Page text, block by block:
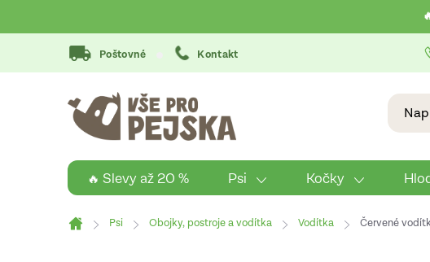
na
Poštovné Kontakt
🔥 Slevy až 20 % Psi Kočky
Domů
Psi Obojky, postroje a vodítka Vodítka Červené